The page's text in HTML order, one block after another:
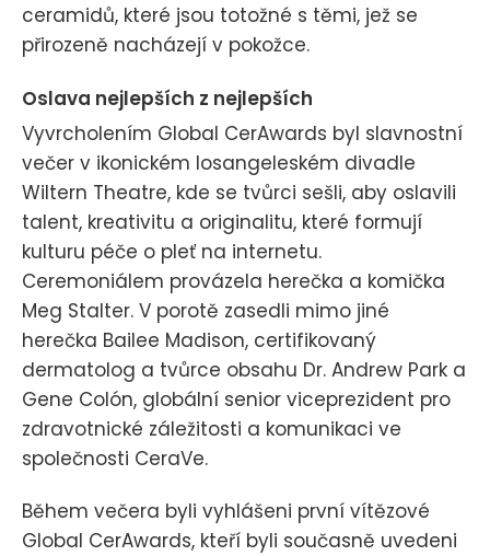
ceramidů, které jsou totožné s těmi, jež se
přirozeně nacházejí v pokožce.
Oslava nejlepších z nejlepších
Vyvrcholením Global CerAwards byl slavnostní
večer v ikonickém losangeleském divadle
Wiltern Theatre, kde se tvůrci sešli, aby oslavili
talent, kreativitu a originalitu, které formují
kulturu péče o pleť na internetu.
Ceremoniálem provázela herečka a komička
Meg Stalter. V porotě zasedli mimo jiné
herečka Bailee Madison, certifikovaný
dermatolog a tvůrce obsahu Dr. Andrew Park a
Gene Colón, globální senior viceprezident pro
zdravotnické záležitosti a komunikaci ve
společnosti CeraVe.
Během večera byli vyhlášeni první vítězové
Global CerAwards, kteří byli současně uvedeni